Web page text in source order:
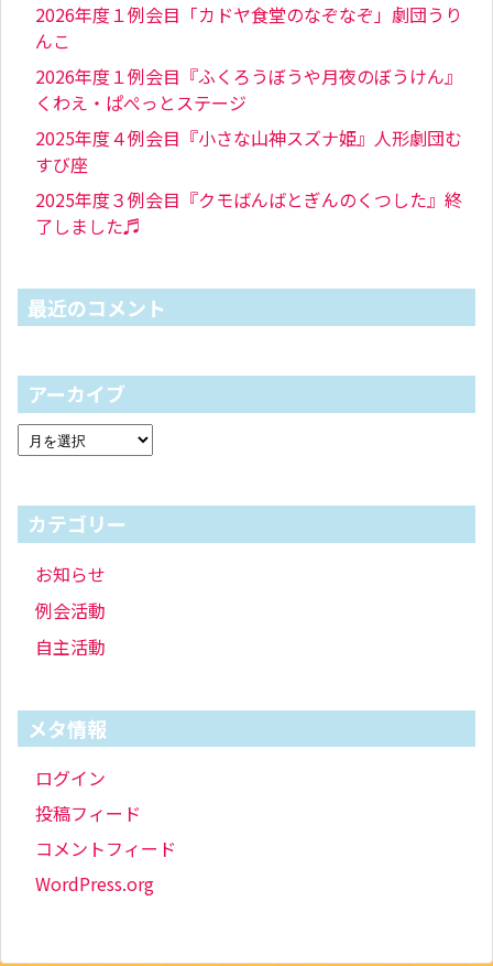
2026年度１例会目「カドヤ食堂のなぞなぞ」劇団うり
んこ
2026年度１例会目『ふくろうぼうや月夜のぼうけん』
くわえ・ぱぺっとステージ
2025年度４例会目『小さな山神スズナ姫』人形劇団む
すび座
2025年度３例会目『クモばんばとぎんのくつした』終
了しました♬
最近のコメント
アーカイブ
カテゴリー
お知らせ
例会活動
自主活動
メタ情報
ログイン
投稿フィード
コメントフィード
WordPress.org